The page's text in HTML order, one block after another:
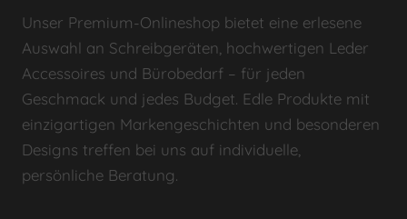
Unser Premium-Onlineshop bietet eine erlesene
Auswahl an Schreibgeräten, hochwertigen Leder
Accessoires und Bürobedarf – für jeden
Geschmack und jedes Budget. Edle Produkte mit
einzigartigen Markengeschichten und besonderen
Designs treffen bei uns auf individuelle,
persönliche Beratung.